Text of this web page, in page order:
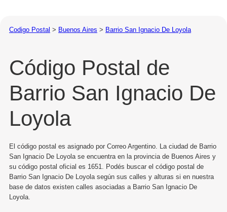
Codigo Postal > Buenos Aires > Barrio San Ignacio De Loyola
Código Postal de
Barrio San Ignacio De
Loyola
El código postal es asignado por Correo Argentino. La ciudad de Barrio
San Ignacio De Loyola se encuentra en la provincia de Buenos Aires y
su código postal oficial es 1651. Podés buscar el código postal de
Barrio San Ignacio De Loyola según sus calles y alturas si en nuestra
base de datos existen calles asociadas a Barrio San Ignacio De
Loyola.